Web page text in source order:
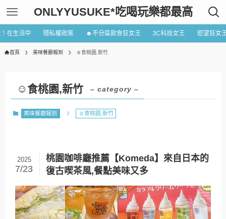
ONLYYUSUKE*吃喝玩樂都最高
在生活中 隱私權政策 ☻不分區飲食狂女王 3C科技女王 慾望狂女
首頁 美味餐廳報到 ☺食桃園,新竹
☺食桃園,新竹 – category –
美味餐廳報到 ☺食桃園,新竹
桃園咖啡廳推薦【Komeda】來自日本的
復古喫茶風,餐點美味又多
2025
7/23